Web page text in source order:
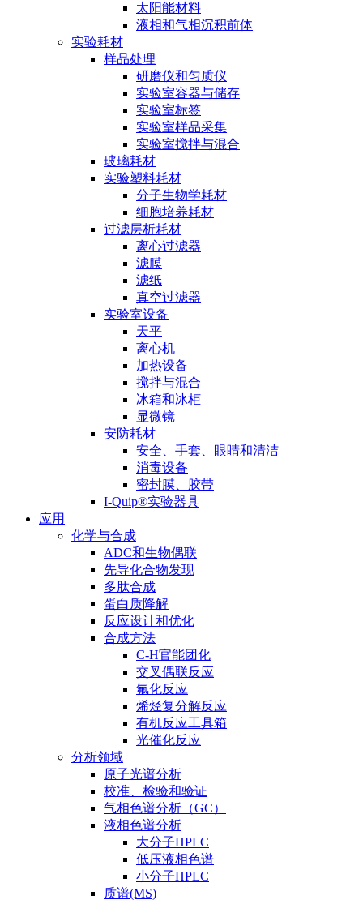
太阳能材料
液相和气相沉积前体
实验耗材
样品处理
研磨仪和匀质仪
实验室容器与储存
实验室标签
实验室样品采集
实验室搅拌与混合
玻璃耗材
实验塑料耗材
分子生物学耗材
细胞培养耗材
过滤层析耗材
离心过滤器
滤膜
滤纸
真空过滤器
实验室设备
天平
离心机
加热设备
搅拌与混合
冰箱和冰柜
显微镜
安防耗材
安全、手套、眼睛和清洁
消毒设备
密封膜、胶带
I-Quip®️实验器具
应用
化学与合成
ADC和生物偶联
先导化合物发现
多肽合成
蛋白质降解
反应设计和优化
合成方法
C-H官能团化
交叉偶联反应
氟化反应
烯烃复分解反应
有机反应工具箱
光催化反应
分析领域
原子光谱分析
校准、检验和验证
气相色谱分析（GC）
液相色谱分析
大分子HPLC
低压液相色谱
小分子HPLC
质谱(MS)